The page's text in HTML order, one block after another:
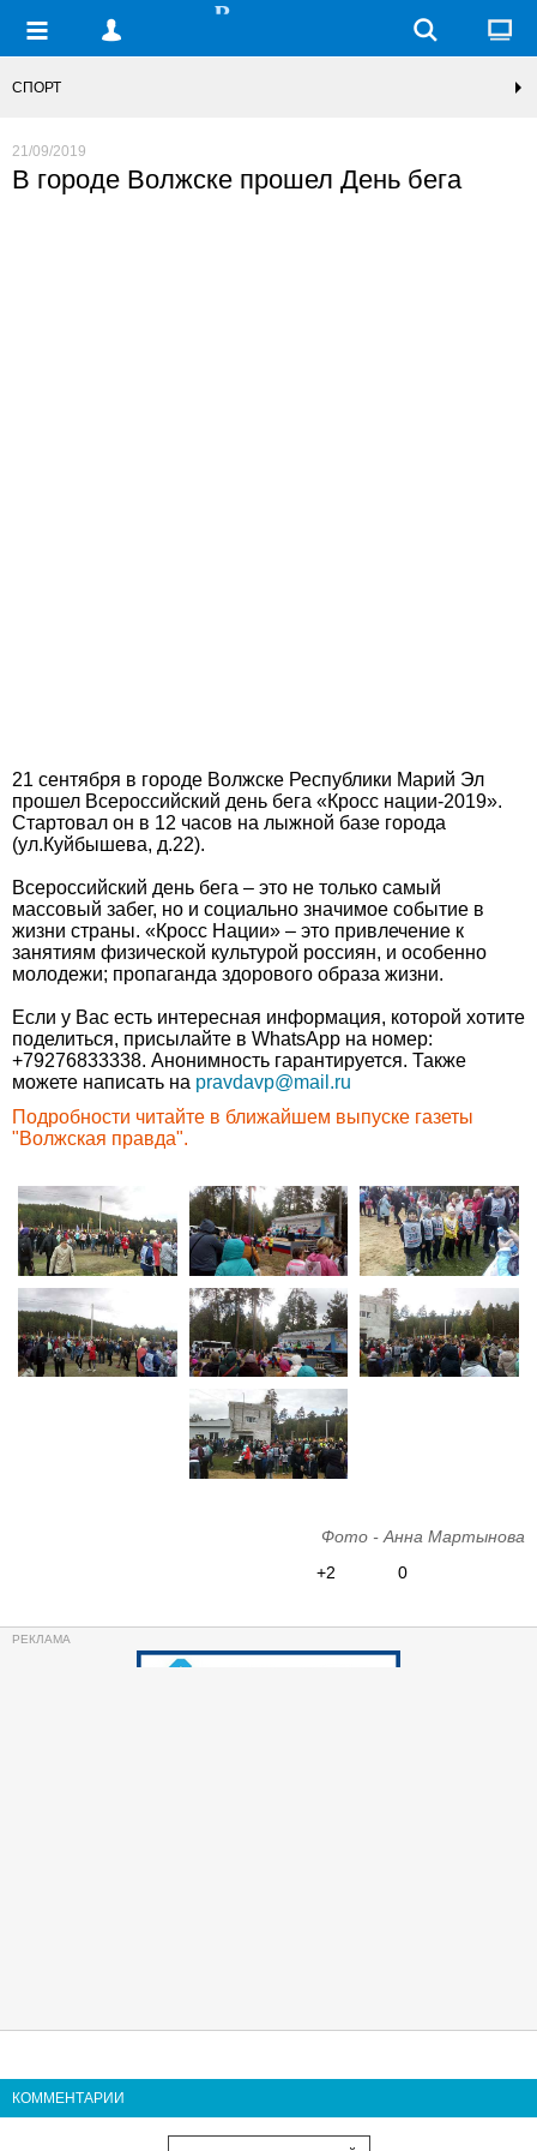
СПОРТ
21/09/2019
В городе Волжске прошел День бега
21 сентября в городе Волжске Республики Марий Эл
прошел Всероссийский день бега «Кросс нации-2019».
Стартовал он в 12 часов на лыжной базе города
(ул.Куйбышева, д.22).
Всероссийский день бега – это не только самый
массовый забег, но и социально значимое событие в
жизни страны. «Кросс Нации» – это привлечение к
занятиям физической культурой россиян, и особенно
молодежи; пропаганда здорового образа жизни.
Если у Вас eсть интересная информация, которой хотите
поделиться, присылайте в WhatsApp на номер:
+79276833338. Анонимность гарантируется. Также
можете написать на pravdavp@mail.ru
Подробности читайте в ближайшем выпуске газеты
"Волжская правда".
Фото - Анна Мартынова
+2
0
КОММЕНТАРИИ